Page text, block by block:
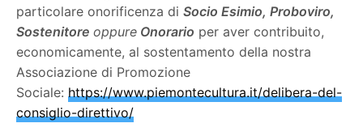
particolare onorificenza diSocio Esimio, Proboviro,
Sostenitoreoppure Onorario per aver contribuito,
economicamente, al sostentamento della nostra
Associazione di Promozione
Sociale: https://www.piemontecultura.it/delibera-del-
consiglio-direttivo/